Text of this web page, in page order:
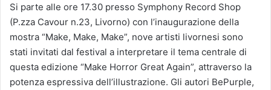
Si parte alle ore 17.30 presso Symphony Record Shop
(P.zza Cavour n.23, Livorno) con l’inaugurazione della
mostra “Make, Make, Make”, nove artisti livornesi sono
stati invitati dal festival a interpretare il tema centrale di
questa edizione “Make Horror Great Again”, attraverso la
potenza espressiva dell’illustrazione. Gli autori BePurple,